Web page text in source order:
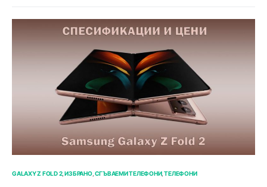
GALAXY Z FOLD 2 ИЗБРАНО СГЪВАЕМИ ТЕЛЕФОНИ ТЕЛЕФОНИ